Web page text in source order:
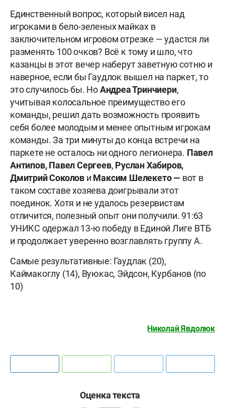
Единственный вопрос, который висел над
игроками в бело-зеленых майках в
заключительном игровом отрезке — удастся ли
разменять 100 очков? Всё к тому и шло, что
казанцы в этот вечер наберут заветную сотню и
наверное, если бы Гаудлок вышел на паркет, то
это случилось бы. НоАндреа Тринчиери,
учитывая колосальное преимущество его
команды, решил дать возможность проявить
себя более молодым и менее опытным игрокам
команды. За три минуты до конца встречи на
паркете не осталось ни одного легионера. Павел
Антипов, Павел Сергеев, Руслан Хабиров,
Дмитрий Соколов и Максим Шелекето — вот в
таком составе хозяева доигрывали этот
поединок. Хотя и не удалось резервистам
отличится, полезный опыт они получили. 91:63
УНИКС одержал 13-ю победу в Единой Лиге ВТБ
и продолжает уверенно возглавлять группу А.
Самые результативные: Гаудлак (20),
Каймакоглу (14), Вуюкас, Эйдсон, Курбанов (по
10)
Николай Явдолюк
Оценка текста